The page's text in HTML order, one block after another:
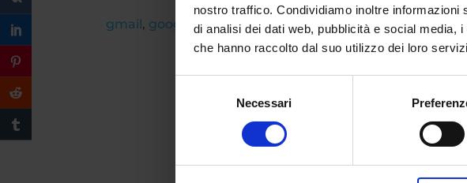
nostro traffico. Condividiamo inoltre
di analisi dei dati web, pubblicità e social media,
che hanno raccolto dal suo utilizzo dei loro
Necessari
gmail, google